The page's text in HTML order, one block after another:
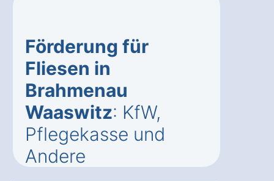
Förderung für
Fliesen in
Brahmenau
Waaswitz: KfW,
Pflegekasse und
Andere